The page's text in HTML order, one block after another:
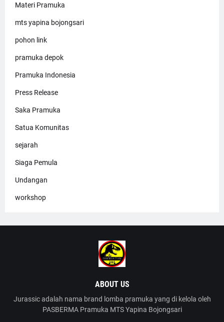
Materi Pramuka
mts yapina bojongsari
pohon link
pramuka depok
Pramuka Indonesia
Press Release
Saka Pramuka
Satua Komunitas
sejarah
Siaga Pemula
Undangan
workshop
ABOUT US
Jurassic adalah nama brand lomba pramuka yang di kelola oleh
PASBERMA Pramuka MTS Yapina Bojongsari